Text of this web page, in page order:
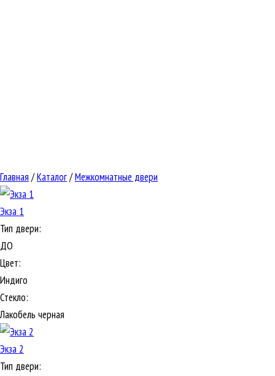
Главная /Каталог/Межкомнатные двери
Экза 1
Тип двери:
ДО
Цвет:
Индиго
Стекло:
Лакобель черная
Экза 2
Тип двери: